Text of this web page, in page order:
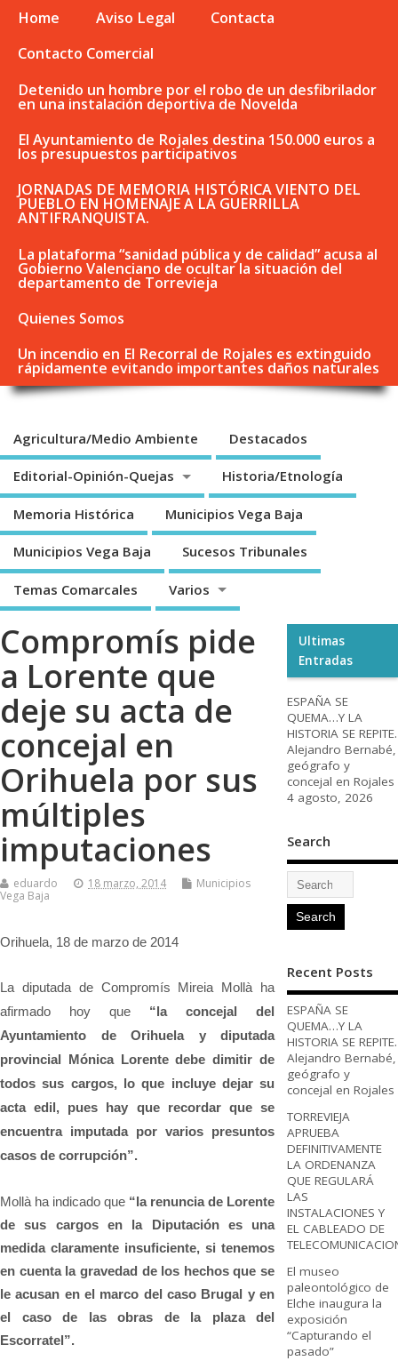
Home Aviso Legal
Contacta
Contacto Comercial
Detenido un hombre por el robo de un desfibrilador
en una instalación deportiva de Novelda
El Ayuntamiento de Rojales destina 150.000 euros a
los presupuestos participativos
JORNADAS DE MEMORIA HISTÓRICA VIENTO DEL
PUEBLO EN HOMENAJE A LA GUERRILLA
ANTIFRANQUISTA.
La plataforma “sanidad pública y de calidad” acusa al
Gobierno Valenciano de ocultar la situación del
departamento de Torrevieja
Quienes Somos
Un incendio en El Recorral de Rojales es extinguido
rápidamente evitando importantes daños naturales
Agricultura/Medio Ambiente Destacados
Editorial-Opinión-Quejas Historia/Etnología
Memoria Histórica Municipios Vega Baja
Municipios Vega Baja Sucesos Tribunales
Temas Comarcales Varios
Compromís pide
a Lorente que
deje su acta de
concejal en
Orihuela por sus
múltiples
imputaciones
eduardo 18 marzo, 2014
Municipios
Vega Baja
Orihuela, 18 de marzo de 2014
La diputada de Compromís Mireia Mollà ha
afirmado hoy que “la concejal del
Ayuntamiento de Orihuela y diputada
provincial Mónica Lorente debe dimitir de
todos sus cargos, lo que incluye dejar su
acta edil, pues hay que recordar que se
encuentra imputada por varios presuntos
casos de corrupción”.
Mollà ha indicado que “la renuncia de Lorente
de sus cargos en la Diputación es una
medida claramente insuficiente, si tenemos
en cuenta la gravedad de los hechos que se
le acusan en el marco del caso Brugal y en
el caso de las obras de la plaza del
Escorratel”.
Ultimas
Entradas
ESPAÑA SE
QUEMA…Y LA
HISTORIA SE REPITE.
Alejandro Bernabé,
geógrafo y
concejal en Rojales
4 agosto, 2026
Search
Recent Posts
ESPAÑA SE
QUEMA…Y LA
HISTORIA SE REPITE.
Alejandro Bernabé,
geógrafo y
concejal en Rojales
TORREVIEJA
APRUEBA
DEFINITIVAMENTE
LA ORDENANZA
QUE REGULARÁ
LAS
INSTALACIONES Y
EL CABLEADO DE
El museo
paleontológico de
Elche inaugura la
exposición
“Capturando el
pasado”